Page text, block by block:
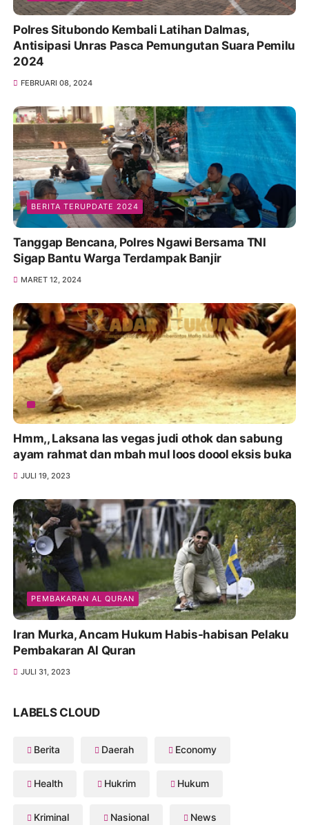
Polres Situbondo Kembali Latihan Dalmas,
Antisipasi Unras Pasca Pemungutan Suara Pemilu
2024
FEBRUARI 08, 2024
BERITA TERUPDATE 2024
Tanggap Bencana, Polres Ngawi Bersama TNI
Sigap Bantu Warga Terdampak Banjir
MARET 12, 2024
Hmm,, Laksana las vegas judi othok dan sabung
ayam rahmat dan mbah mul loos doool eksis buka
JULI 19, 2023
PEMBAKARAN AL QURAN
Iran Murka, Ancam Hukum Habis-habisan Pelaku
Pembakaran Al Quran
JULI 31, 2023
LABELS CLOUD
Berita Daerah Economy
Health Hukrim Hukum
Kriminal Nasional News